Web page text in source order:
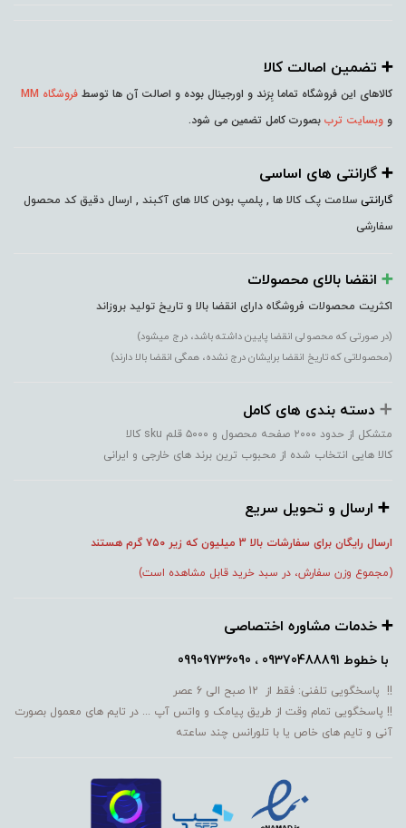
➕️ تضمین اصالت کالا
کالاهای این فروشگاه تماما بِرَند و اورجینال بوده و اصالت آن ها توسط فروشگاه MM
و وبسایت ترب بصورت کامل تضمین می شود.
➕️ گارانتی های اساسی
گارانتی سلامت پک کالا ها , پلمپ بودن کالا های آکبند , ارسال دقیق کد محصول
سفارشی
➕️ انقضا بالای محصولات
اکثریت محصولات فروشگاه دارای انقضا بالا و تاریخ تولید بروزاند
(در صورتی که محصولی انقضا پایین داشته باشد، درج میشود)
(محصولاتی که تاریخ انقضا برایشان درج نشده، همگی انقضا بالا دارند)
➕️ دسته بندی های کامل
متشکل از حدود ۲۰۰۰ صفحه محصول و ۵۰۰۰ قلم sku کالا
کالا هایی انتخاب شده از محبوب ترین برند های خارجی و ایرانی
➕️ ارسال و تحویل سریع
ارسال رایگان برای سفارشات بالا 3 میلیون که زیر ۷۵۰ گرم هستند
(مجموع وزن سفارش، در سبد خرید قابل مشاهده است)
➕️ خدمات مشاوره اختصاصی
با خطوط 09370488891 ، 09909736090
!! پاسخگویی تلفنی: فقط از 12 صبح الی 6 عصر
!! پاسخگویی تمام وقت از طریق پیامک و واتس آپ ... در تایم های معمول بصورت
آنی و تایم های خاص یا با تلورانس چند ساعته